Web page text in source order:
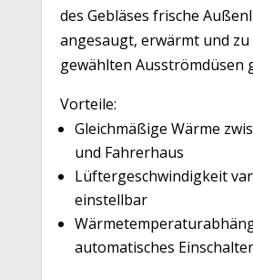
des Gebläses frische
angesaugt, erwärmt und zu
gewählten Ausströmdüsen
Vorteile:
Gleichmäßige Wärme
und Fahrerhaus
Lüftergeschwindigkeit
einstellbar
automatisches